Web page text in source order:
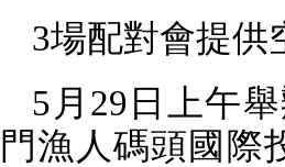
3場配對會提供
5 月 29 日上午
門漁人碼頭國際